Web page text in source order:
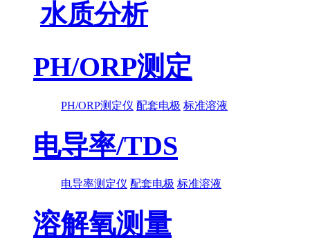
水质分析
PH/ORP测定
PH/ORP测定仪 配套电极 标准溶液
电导率/TDS
电导率测定仪 配套电极 标准溶液
溶解氧测量